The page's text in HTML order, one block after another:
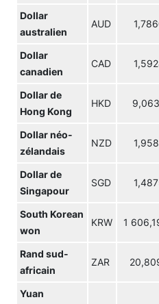
Dollar
australien
AUD
Dollar
canadien
CAD
Dollar de
Hong Kong
HKD
Dollar néo-
zélandais
NZD
Dollar de
Singapour
SGD
South Korean
won
KRW 1
Rand sud-
africain
ZAR
Yuan